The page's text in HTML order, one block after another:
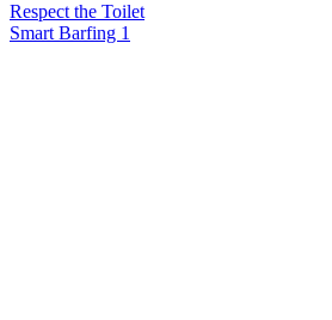
Respect the Toilet
Smart Barfing 1